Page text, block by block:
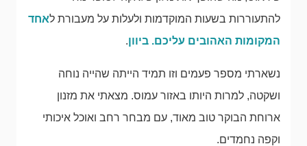
להתעוררות בשעות המוקדמות ולעלות על מעבורת לאחד
המקומות האהובים עליכם. ביוון.
נשארתי מספר פעמים וזו תמיד הייתה שהייה נוחה
ושקטה, למרות היותו באזור עמוס. מצאתי את מזנון
ארוחת הבוקר טוב מאוד, עם מבחר רחב ואוכל איכותי
וקפה נחמדים.